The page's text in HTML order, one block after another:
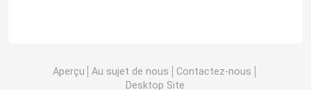
Aperçu Au sujet de nous
Contactez-nous
Desktop Site